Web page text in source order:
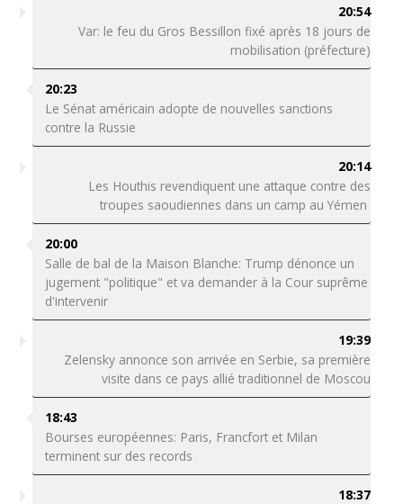
20:54
Var: le feu du Gros Bessillon fixé après 18 jours de
mobilisation (préfecture)
20:23
Le Sénat américain adopte de nouvelles sanctions
contre la Russie
20:14
Les Houthis revendiquent une attaque contre des
troupes saoudiennes dans un camp au Yémen
20:00
Salle de bal de la Maison Blanche: Trump dénonce un
jugement "politique" et va demander à la Cour suprême
d'intervenir
19:39
Zelensky annonce son arrivée en Serbie, sa première
visite dans ce pays allié traditionnel de Moscou
18:43
Bourses européennes: Paris, Francfort et Milan
terminent sur des records
18:37